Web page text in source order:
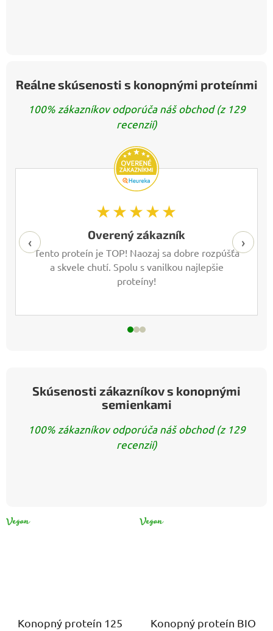
Reálne skúsenosti s konopnými proteínmi
100% zákazníkov odporúča náš obchod (z 129
recenzií)
★★★★★
Overený zákazník
Tento proteín je TOP! Naozaj sa dobre rozpúšťa
a skvele chutí. Spolu s vanilkou najlepšie
proteíny!
‹ ›
Skúsenosti zákazníkov s konopnými
semienkami
100% zákazníkov odporúča náš obchod (z 129
recenzií)
VEGAN
Konopný proteín 125
VEGAN
Konopný proteín BIO